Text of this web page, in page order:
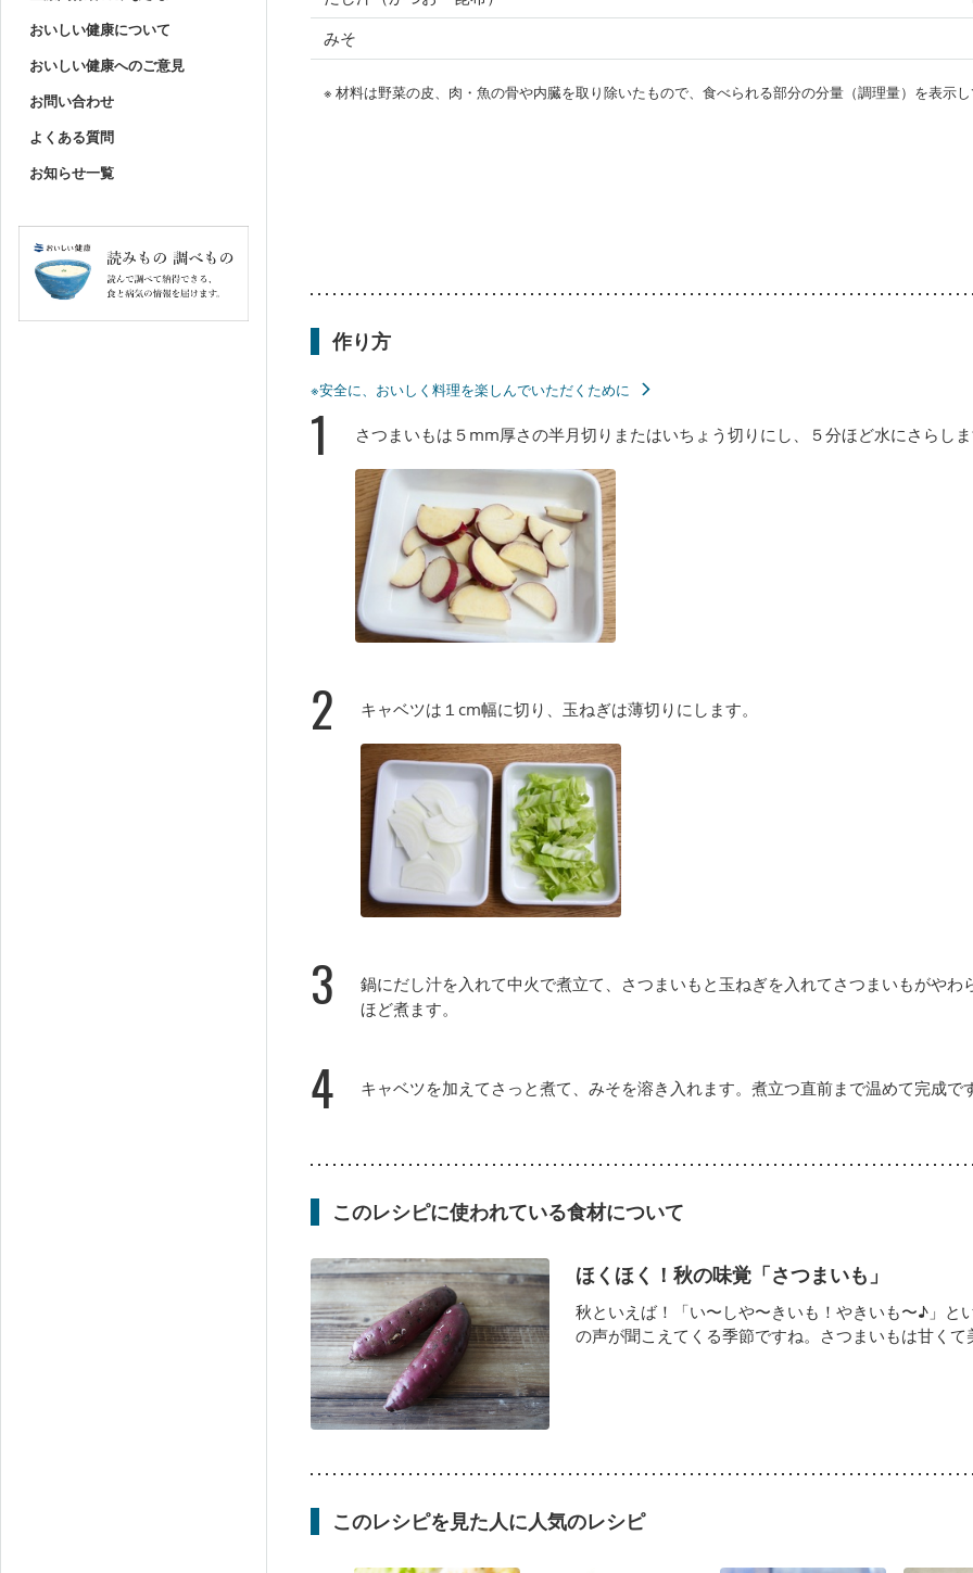
おいしい健康について
おいしい健康へのご意見
お問い合わせ
よくある質問
お知らせ一覧
みそ
※ 材料は野菜の皮、肉・魚の骨や内臓を取り除いたもので、食べられる部分の分量（調理量）を表示
作り方
※安全に、おいしく料理を楽しんでいただくために
1 さつまいもは５mm厚さの半月切りまたはいちょう切りにし、５分ほど水にさらし
2 キャベツは１cm幅に切り、玉ねぎは薄切りにします。
3
鍋にだし汁を入れて中火で煮立て、さつまいもと玉ねぎを入れてさつまいもがやわ
ほど煮ます。
4 キャベツを加えてさっと煮て、みそを溶き入れます。煮立つ直前まで温めて完成で
このレシピに使われている食材について
ほくほく！秋の味覚「さつまいも」
秋といえば！「い〜しや〜きいも！やきいも〜♪」と
の声が聞こえてくる季節ですね。さつまいもは甘くて
このレシピを見た人に人気のレシピ